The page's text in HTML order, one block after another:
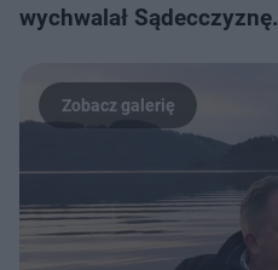
wychwalał Sądecczyznę.